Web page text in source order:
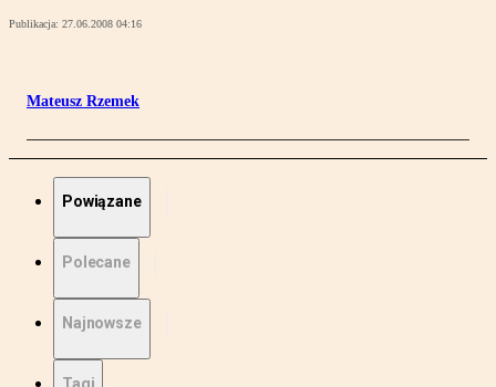
Publikacja: 27.06.2008 04:16
Mateusz Rzemek
Powiązane
Polecane
Najnowsze